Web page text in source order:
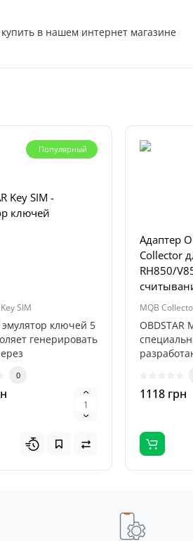
в нашем интернет магазине
Популярный
Key SIM -
ключей
SIM
ключей 5
генерировать
клю..
0
Адаптер
Collector
RH850/
MQB
OBDSTAR
1118 грн